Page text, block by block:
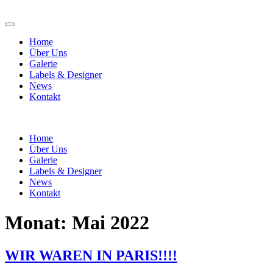
Home
Über Uns
Galerie
Labels & Designer
News
Kontakt
Home
Über Uns
Galerie
Labels & Designer
News
Kontakt
Monat: Mai 2022
WIR WAREN IN PARIS!!!!